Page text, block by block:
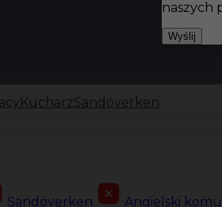
KucharzSandöverken
Sandöverken
Angielski
naszych
Wyślij